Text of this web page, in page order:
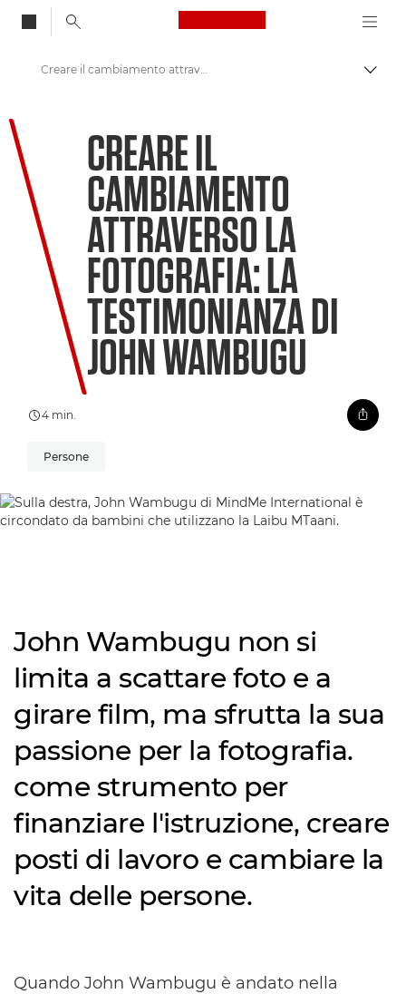
Canon Logo, back
Benvenuto su VIEW
Creare il cambiamento attraverso la fotografia
CREARE IL
CAMBIAMENTO
ATTRAVERSO LA
FOTOGRAFIA: LA
TESTIMONIANZA DI
JOHN WAMBUGU
4 min.
Persone
John Wambugu non si
limita a scattare foto e a
girare film, ma sfrutta la sua
passione per la fotografia.
come strumento per
finanziare l'istruzione, creare
posti di lavoro e cambiare la
vita delle persone.
Quando John Wambugu è andato nella